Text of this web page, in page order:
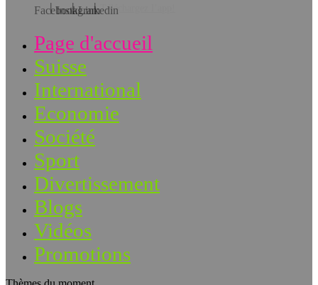
Téléchargez l’app!
Page d'accueil
Suisse
International
Economie
Société
Sport
Divertissement
Blogs
Vidéos
Promotions